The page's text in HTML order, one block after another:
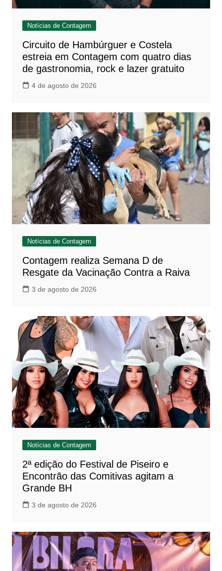
Notícias de Contagem
Circuito de Hambúrguer e Costela
estreia em Contagem com quatro dias
de gastronomia, rock e lazer gratuito
4 de agosto de 2026
Notícias de Contagem
Contagem realiza Semana D de
Resgate da Vacinação Contra a Raiva
3 de agosto de 2026
Notícias de Contagem
2ª edição do Festival de Piseiro e
Encontrão das Comitivas agitam a
Grande BH
3 de agosto de 2026